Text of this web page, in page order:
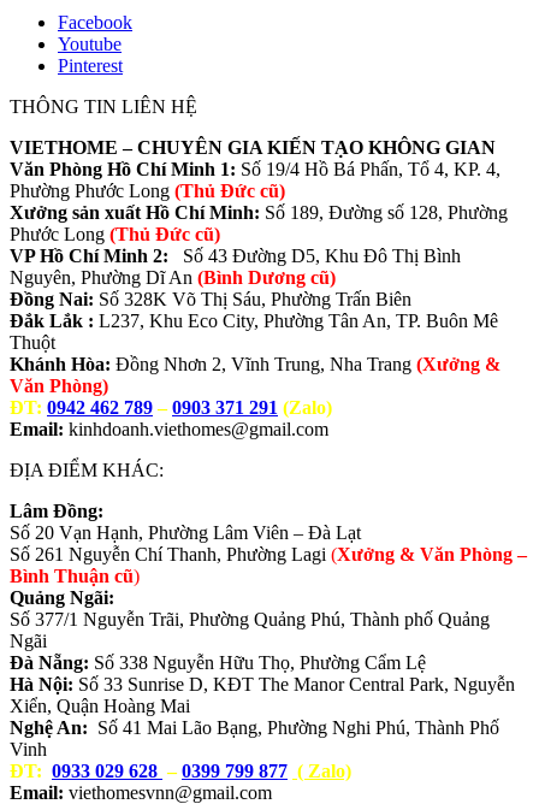
Facebook
Youtube
Pinterest
THÔNG TIN LIÊN HỆ
VIETHOME – CHUYÊN GIA KIẾN TẠO KHÔNG GIAN
Văn Phòng Hồ Chí Minh 1: Số 19/4 Hồ Bá Phấn, Tổ 4, KP. 4,
Phường Phước Long (Thủ Đức cũ)
Xưởng sản xuất Hồ Chí Minh: Số 189, Đường số 128, Phường
Phước Long (Thủ Đức cũ)
VP Hồ Chí Minh 2: Số 43 Đường D5, Khu Đô Thị Bình
Nguyên, Phường Dĩ An (Bình Dương cũ)
Đồng Nai: Số 328K Võ Thị Sáu, Phường Trấn Biên
Đắk Lắk : L237, Khu Eco City, Phường Tân An, TP. Buôn Mê
Thuột
Khánh Hòa: Đồng Nhơn 2, Vĩnh Trung, Nha Trang (Xưởng &
Văn Phòng)
ĐT: 0942 462 789–0903 371 291 (Zalo)
Email: kinhdoanh.viethomes@gmail.com
ĐỊA ĐIỂM KHÁC:
Lâm Đồng:
Số 20 Vạn Hạnh, Phường Lâm Viên – Đà Lạt
Số 261 Nguyễn Chí Thanh, Phường Lagi (Xưởng & Văn Phòng –
Bình Thuận cũ)
Quảng Ngãi:
Số 377/1 Nguyễn Trãi, Phường Quảng Phú, Thành phố Quảng
Ngãi
Đà Nẵng: Số 338 Nguyễn Hữu Thọ, Phường Cẩm Lệ
Hà Nội: Số 33 Sunrise D, KĐT The Manor Central Park, Nguyễn
Xiển, Quận Hoàng Mai
Nghệ An: Số 41 Mai Lão Bạng, Phường Nghi Phú, Thành Phố
Vinh
ĐT: 0933 029 628 –0399 799 877 ( Zalo)
Email: viethomesvnn@gmail.com